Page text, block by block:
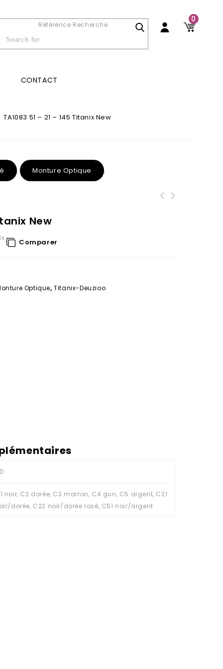
0
Référence Recherche
CONTACT
TA1083 51 – 21 – 145 Titanix New
, Monture Optique ,
New
Comparer
Optique,Titanix-Deuzioo
noir, C2 dorée, C3 marron, C4 gun, C5 argent, C21
dorée, C22 noir/dorée rosé, C51 noir/argent